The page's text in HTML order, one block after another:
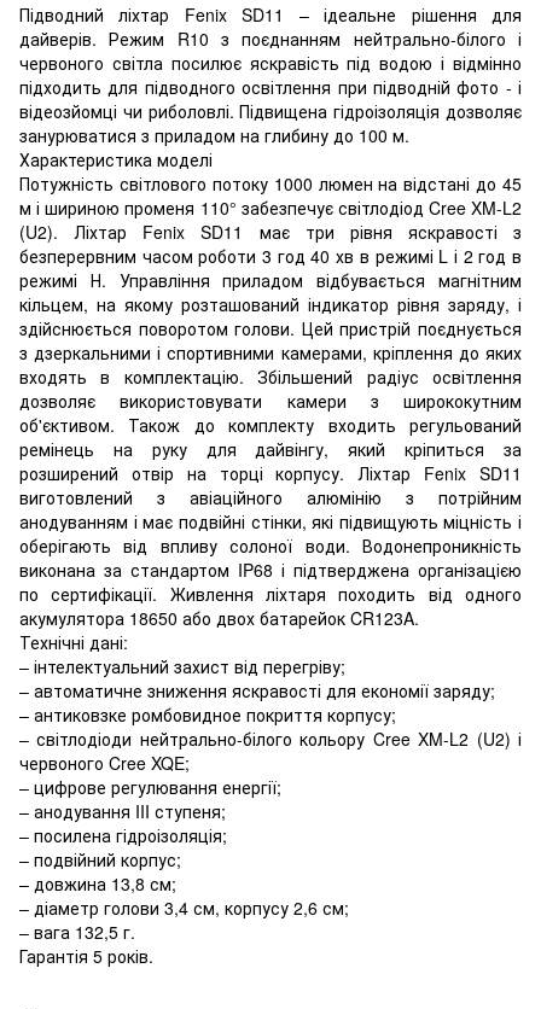
Підводний ліхтар Fenix SD11 – ідеальне рішення для
дайверів. Режим R10 з поєднанням нейтрально-білого і
червоного світла посилює яскравість під водою і відмінно
підходить для підводного освітлення при підводній фото - і
відеозйомці чи риболовлі. Підвищена гідроізоляція дозволяє
занурюватися з приладом на глибину до 100 м.
Характеристика моделі
Потужність світлового потоку 1000 люмен на відстані до 45
м і шириною променя 110° забезпечує світлодіод Cree XM-L2
(U2). Ліхтар Fenix SD11 має три рівня яскравості з
безперервним часом роботи 3 год 40 хв в режимі L і 2 год в
режимі Н. Управління приладом відбувається магнітним
кільцем, на якому розташований індикатор рівня заряду, і
здійснюється поворотом голови. Цей пристрій поєднується
з дзеркальними і спортивними камерами, кріплення до яких
входять в комплектацію. Збільшений радіус освітлення
дозволяє використовувати камери з ширококутним
об'єктивом. Також до комплекту входить регульований
ремінець на руку для дайвінгу, який кріпиться за
розширений отвір на торці корпусу. Ліхтар Fenix SD11
виготовлений з авіаційного алюмінію з потрійним
анодуванням і має подвійні стінки, які підвищують міцність і
оберігають від впливу солоної води. Водонепроникність
виконана за стандартом IP68 і підтверджена організацією
по сертифікації. Живлення ліхтаря походить від одного
акумулятора 18650 або двох батарейок CR123A.
Технічні дані:
– інтелектуальний захист від перегріву;
– автоматичне зниження яскравості для економії заряду;
– антиковзке ромбовидное покриття корпусу;
– світлодіоди нейтрально-білого кольору Cree XM-L2 (U2) і
червоного Cree XQE;
– цифрове регулювання енергії;
– анодування III ступеня;
– посилена гідроізоляція;
– подвійний корпус;
– довжина 13,8 см;
– діаметр голови 3,4 см, корпусу 2,6 см;
– вага 132,5 г.
Гарантія 5 років.